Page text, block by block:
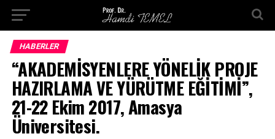
HABERLER
“AKADEMİSYENLERE YÖNELİK PROJE
HAZIRLAMA VE YÜRÜTME EĞİTİMİ”,
21-22 Ekim 2017, Amasya
Üniversitesi.